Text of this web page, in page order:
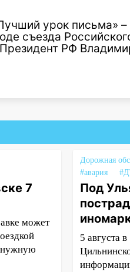
урок письма»
съезда
РФ
7
может
нужную
Дорожная
#авария
Под
5 августа